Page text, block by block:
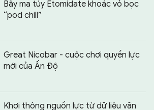
Bẫy ma túy Etomidate khoác vỏ bọc
“pod chill”
Great Nicobar - cuộc chơi quyền lực
mới của Ấn Độ
Khơi thông nguồn lực từ dữ liệu văn